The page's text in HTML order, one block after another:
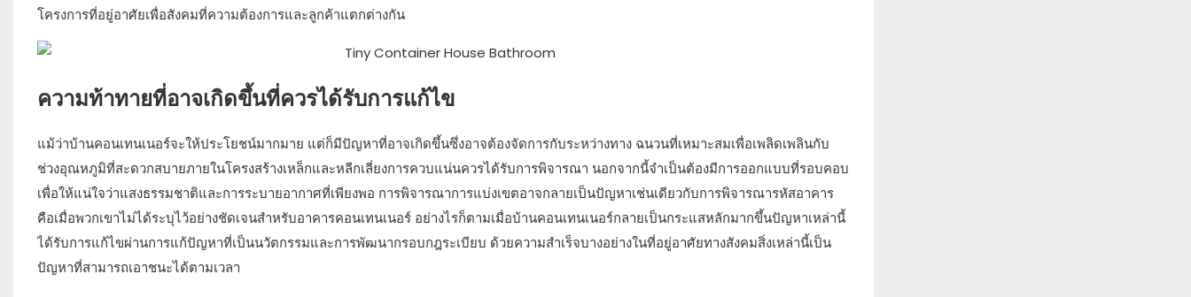
โครงการที่อยู่อาศัยเพื่อสังคมที่ความต้องการและลูกค้าแตกต่างกัน
ความท้าทายที่อาจเกิดขึ้นที่ควรได้รับการแก้ไข
แม้ว่าบ้านคอนเทนเนอร์จะให้ประโยชน์มากมาย แต่ก็มีปัญหาที่อาจเกิดขึ้นซึ่งอาจต้องจัดการกับระหว่างทาง ฉนวนที่เหมาะสมเพื่อเพลิดเพลินกับ
ช่วงอุณหภูมิที่สะดวกสบายภายในโครงสร้างเหล็กและหลีกเลี่ยงการควบแน่นควรได้รับการพิจารณา นอกจากนี้จำเป็นต้องมีการออกแบบที่รอบคอบ
เพื่อให้แน่ใจว่าแสงธรรมชาติและการระบายอากาศที่เพียงพอ การพิจารณาการแบ่งเขตอาจกลายเป็นปัญหาเช่นเดียวกับการพิจารณารหัสอาคาร
คือเมื่อพวกเขาไม่ได้ระบุไว้อย่างชัดเจนสำหรับอาคารคอนเทนเนอร์ อย่างไรก็ตามเมื่อบ้านคอนเทนเนอร์กลายเป็นกระแสหลักมากขึ้นปัญหาเหล่านี้
ได้รับการแก้ไขผ่านการแก้ปัญหาที่เป็นนวัตกรรมและการพัฒนากรอบกฎระเบียบ ด้วยความสำเร็จบางอย่างในที่อยู่อาศัยทางสังคมสิ่งเหล่านี้เป็น
ปัญหาที่สามารถเอาชนะได้ตามเวลา